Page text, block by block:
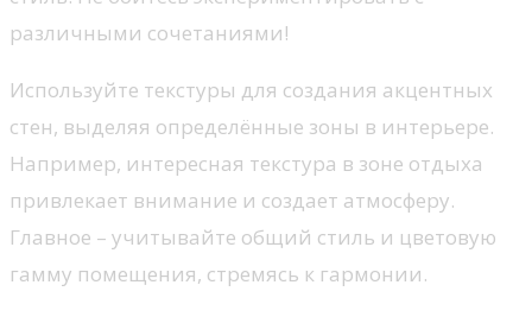
различными сочетаниями!
Используйте текстуры для создания акцентных
стен, выделяя определённые зоны в интерьере.
Например, интересная текстура в зоне отдыха
привлекает внимание и создает атмосферу.
Главное – учитывайте общий стиль и цветовую
гамму помещения, стремясь к гармонии.